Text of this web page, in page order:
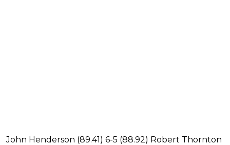
John Henderson (89.41) 6-5 (88.92) Robert Thornton